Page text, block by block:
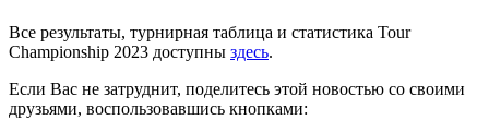
Все результаты, турнирная таблица и статистика Tour
Championship 2023 доступны здесь.
Если Вас не затруднит, поделитесь этой новостью со своими
друзьями, воспользовавшись кнопками: